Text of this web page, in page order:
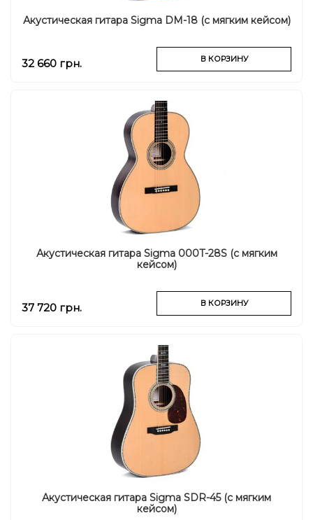
Акустическая гитара Sigma DM-18 (с мягким кейсом)
32 660 грн. В КОРЗИНУ
Акустическая гитара Sigma 000T-28S (с мягким
кейсом)
37 720 грн. В КОРЗИНУ
Акустическая гитара Sigma SDR-45 (с мягким
кейсом)